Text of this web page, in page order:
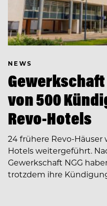
NEWS
Gewerkschaft
von 500
Revo-Hotels
24 frühere Revo-
Hotels weitergeführt.
Gewerkschaft NGG
trotzdem ihre